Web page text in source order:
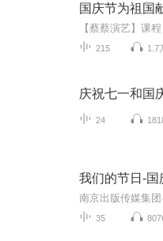
国庆节为祖国
215 1.7
庆祝七一和国
24
我们的节日-国
35